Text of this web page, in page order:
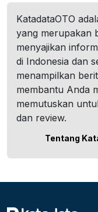
KatadataOTO
yang merupakan
menyajikan
di Indonesia dan
menampilkan
membantu Anda
memutuskan
dan review.
Tentang